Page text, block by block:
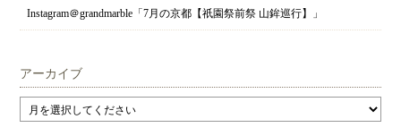
Instagram＠grandmarble「7月の京都【祇園祭前祭 山鉾巡行】」
アーカイブ